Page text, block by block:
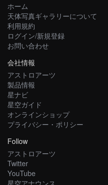
ホーム
天体写真ギャラリーについて
利用規約
ログイン/新規登録
お問い合わせ
会社情報
アストロアーツ
製品情報
星ナビ
星空ガイド
オンラインショップ
プライバシー・ポリシー
Follow
アストロアーツ
Twitter
YouTube
星空アナウンス